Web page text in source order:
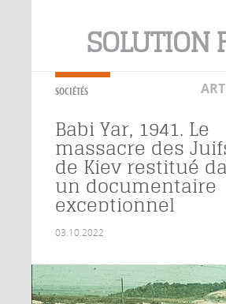
SOLUTION
SOCIÉTÉS
Babi Yar, 1941. Le
massacre des
de Kiev restitué
un documentaire
exceptionnel
03.10.2022